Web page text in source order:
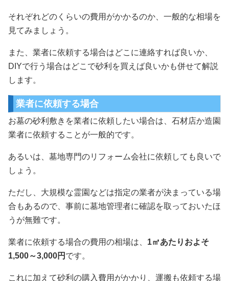
それぞれどのくらいの費用がかかるのか、一般的な相場を
見てみましょう。
また、業者に依頼する場合はどこに連絡すれば良いか、
DIYで行う場合はどこで砂利を買えば良いかも併せて解説
します。
業者に依頼する場合
お墓の砂利敷きを業者に依頼したい場合は、石材店か造園
業者に依頼することが一般的です。
あるいは、墓地専門のリフォーム会社に依頼しても良いで
しょう。
ただし、大規模な霊園などは指定の業者が決まっている場
合もあるので、事前に墓地管理者に確認を取っておいたほ
うが無難です。
業者に依頼する場合の費用の相場は、 1㎡あたりおよそ
1,500～3,000円 です。
これに加えて砂利の購入費用がかかり、運搬も依頼する場